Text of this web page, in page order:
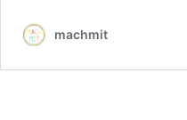
machmit